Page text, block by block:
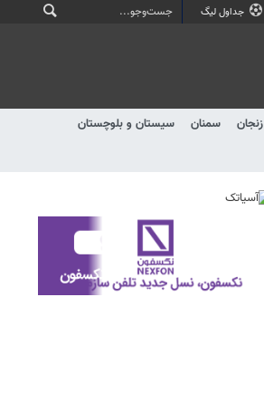
جداول لیگ
زنجان سمنان
سیستان و بلوچستان